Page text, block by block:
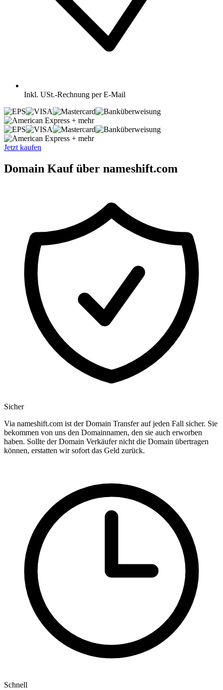
Inkl. USt.-Rechnung per E-Mail
+ mehr
+ mehr
Jetzt kaufen
Domain Kauf über nameshift.com
Sicher
Via nameshift.com ist der Domain Transfer auf jeden Fall sicher. Sie
bekommen von uns den Domainnamen, den sie auch erworben
haben. Sollte der Domain Verkäufer nicht die Domain übertragen
können, erstatten wir sofort das Geld zurück.
Schnell